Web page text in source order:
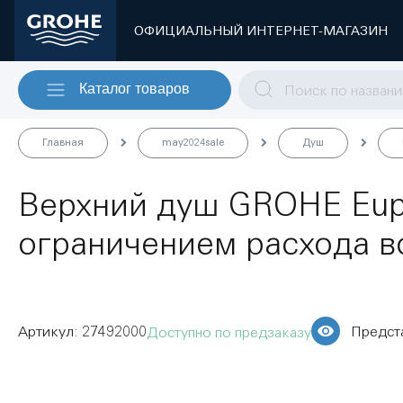
ОФИЦИАЛЬНЫЙ ИНТЕРНЕТ-МАГАЗИН
Каталог товаров
Главная may2024sale Душ
Верхний душ GROHE
ограничением расхода
Доступно по предзаказу
27492000